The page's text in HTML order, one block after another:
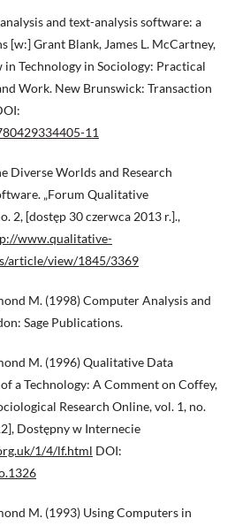
and text-analysis software: a
[w:] Grant Blank, James L. McCartney,
in Technology in Sociology: Practical
Work. New Brunswick: Transaction
11
Diverse Worlds and Research
„Forum Qualitative
2, [dostęp 30 czerwca 2013 r.].,
www.qualitative-
article/view/1845/3369
M. (1998) Computer Analysis and
Sage Publications.
M. (1996) Qualitative Data
a Technology: A Comment on Coffey,
Research Online, vol. 1, no.
Dostępny w Internecie
1/4/lf.html DOI:
M. (1993) Using Computers in